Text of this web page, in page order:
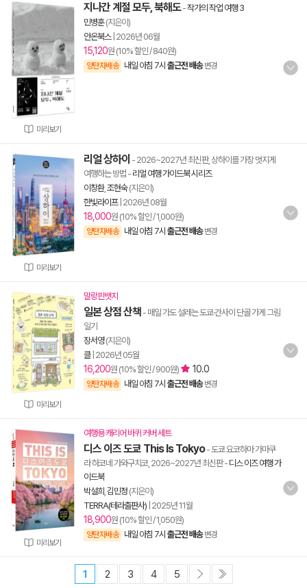
미리보기
지나간 계절 모두, 북해도-작가의 작업 여행 3
민병훈(지은이)
안온북스| 2026년 06월
15,120원 (10% 할인 / 840원)
양탄자배송 내일 아침 7시 출근전 배송 변경
미리보기
리얼 상하이 - 2026~2027년 최신판, 상하이를 가장 멋지게
여행하는 방법 - 리얼 여행 가이드북 시리즈
이창환, 조현숙(지은이)
한빛라이프| 2026년 08월
18,000원 (10% 할인 / 1,000원)
양탄자배송 내일 아침 7시 출근전 배송 변경
미리보기
말랑핀뱃지
일본 상점 산책 - 매일 가도 설레는 도쿄·간사이 단골 가게 그림
일기
장서영(지은이)
클| 2026년 05월
16,200원 (10% 할인 / 900원) 10.0
양탄자배송 내일 아침 7시 출근전 배송 변경
미리보기
여행용 캐리어 바퀴 커버 세트
디스 이즈 도쿄 This Is Tokyo- 도쿄 요코하마 가마쿠
라 하코네 가와구치코, 2026~2027년 최신판- 디스 이즈 여행 가
이드북
박설희 김민정 (지은이)
TERRA(테라출판사) 2025년 11월
18,900원 (10% 할인 / 1,050원)
양탄자배송 내일 아침 7시 출근전 배송 변경
1 2 3 4 5